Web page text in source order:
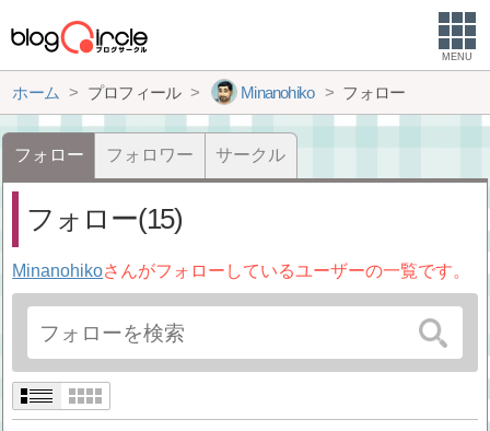
MENU
ホーム プロフィール Minanohiko フォロー
フォロー フォロワー サークル
フォロー(15)
Minanohikoさんがフォローしているユーザーの一覧です。